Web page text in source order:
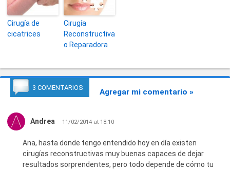
Cirugía de
cicatrices
Cirugía
Reconstructiva
o Reparadora
3 COMENTARIOS Agregar mi comentario »
Andrea 11/02/2014 at 18:10
Ana, hasta donde tengo entendido hoy en día existen
cirugías reconstructivas muy buenas capaces de dejar
resultados sorprendentes, pero todo depende de cómo tu